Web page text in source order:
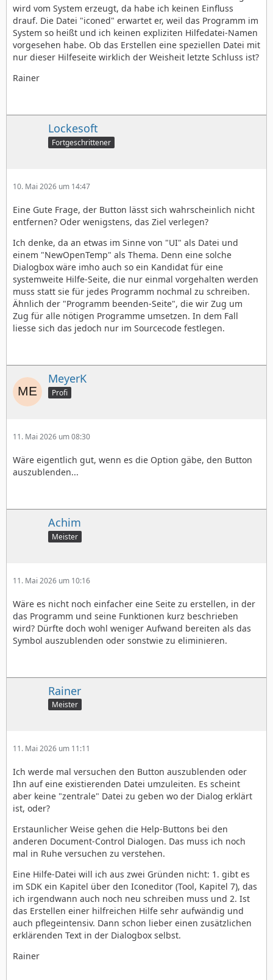
wird vom System erzeugt, da habe ich keinen Einfluss
drauf. Die Datei "iconed" erwartet er, weil das Programm im
System so heißt und ich keinen expliziten Hilfedatei-Namen
vorgesehen habe. Ob das Erstellen eine speziellen Datei mit
nur dieser Hilfeseite wirklich der Weisheit letzte Schluss ist?
Rainer
Lockesoft
Fortgeschrittener
10. Mai 2026 um 14:47
Eine Gute Frage, der Button lässt sich wahrscheinlich nicht
entfernen? Oder wenigstens, das Ziel verlegen?
Ich denke, da an etwas im Sinne von "UI" als Datei und
einem "NewOpenTemp" als Thema. Denn eine solche
Dialogbox wäre imho auch so ein Kandidat für eine
systemweite Hilfe-Seite, die nur einmal vorgehalten werden
muss statt sie für jedes Programm nochmal zu schreiben.
Ähnlich der "Programm beenden-Seite", die wir Zug um
Zug für alle nötigen Programme umsetzen. In dem Fall
liesse sich das jedoch nur im Sourcecode festlegen.
MeyerK
Profi
11. Mai 2026 um 08:30
Wäre eigentlich gut, wenn es die Option gäbe, den Button
auszublenden...
Achim
Meister
11. Mai 2026 um 10:16
Wäre es nicht noch einfacher eine Seite zu erstellen, in der
das Programm und seine Funktionen kurz beschrieben
wird? Dürfte doch wohl weniger Aufwand bereiten als das
Symbol auszublenden oder sonstwie zu eliminieren.
Rainer
Meister
11. Mai 2026 um 11:11
Ich werde mal versuchen den Button auszublenden oder
Ihn auf eine existierenden Datei umzuleiten. Es scheint
aber keine "zentrale" Datei zu geben wo der Dialog erklärt
ist, oder?
Erstaunlicher Weise gehen die Help-Buttons bei den
anderen Document-Control Dialogen. Das muss ich noch
mal in Ruhe versuchen zu verstehen.
Eine Hilfe-Datei will ich aus zwei Gründen nicht: 1. gibt es
im SDK ein Kapitel über den Iconeditor (Tool, Kapitel 7), das
ich irgendwann auch noch neu schreiben muss und 2. Ist
das Erstellen einer hilfreichen Hilfe sehr aufwändig und
auch pflegeintensiv. Dann schon lieber einen zusätzlichen
erklärenden Text in der Dialogbox selbst.
Rainer